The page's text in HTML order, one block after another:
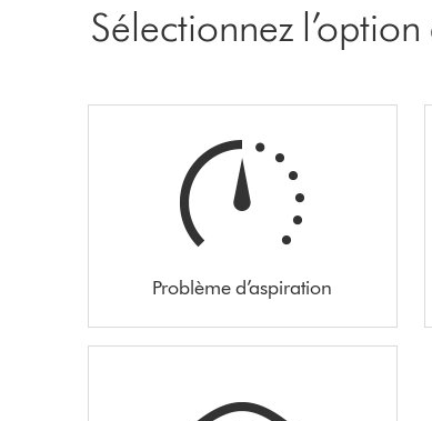
Sélectionnez
Problème d’aspiration